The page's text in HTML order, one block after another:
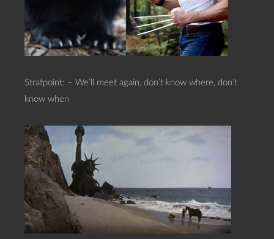
Strafpoint: – We’ll meet again, don’t know where, don’t
know when